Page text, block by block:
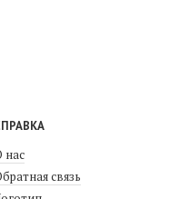
нас
связь